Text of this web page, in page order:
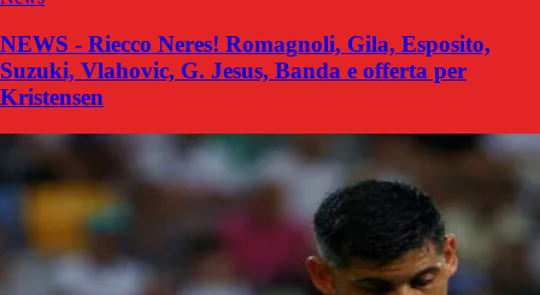
NEWS - Riecco Neres! Romagnoli, Gila, Esposito,
Suzuki, Vlahovic, G. Jesus, Banda e offerta per
Kristensen